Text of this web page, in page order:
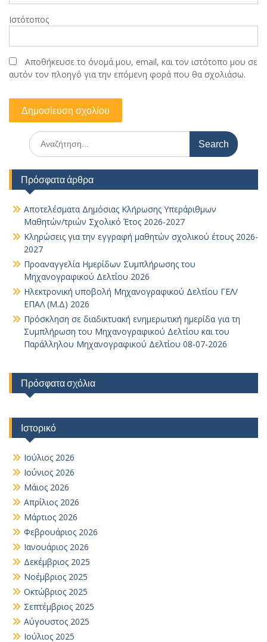
Ιστότοπος
Αποθήκευσε το όνομά μου, email, και τον ιστότοπο μου σε
αυτόν τον πλοηγό για την επόμενη φορά που θα σχολιάσω.
Search
for:
Πρόσφατα άρθρα
Αποτελέσματα Δημόσιας Κλήρωσης Υπεράριθμων
Μαθητών/τριών Σχολικό Έτος 2026-2027
Κληρώσεις για την εγγραφή μαθητών σχολικού έτους 2026-
2027
Προαναγγελία Ημερίδων Συμπλήρωσης του
Μηχανογραφικού Δελτίου 2026
Ηλεκτρονική υποβολή Μηχανογραφικού Δελτίου ΓΕΛ/
ΕΠΑΛ (Μ.Δ) 2026
Πρόσκληση σε διαδικτυακή ενημερωτική ημερίδα για τη
Συμπλήρωση του Μηχανογραφικού Δελτίου και του
Παράλληλου Μηχανογραφικού Δελτίου 08-07-2026
Πρόσφατα σχόλια
Ιστορικό
Ιούλιος 2026
Ιούνιος 2026
Μάιος 2026
Απρίλιος 2026
Μάρτιος 2026
Φεβρουάριος 2026
Ιανουάριος 2026
Δεκέμβριος 2025
Νοέμβριος 2025
Οκτώβριος 2025
Σεπτέμβριος 2025
Αύγουστος 2025
Ιούλιος 2025